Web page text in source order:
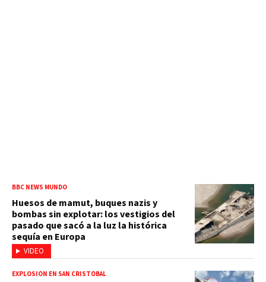
VIDEO
BBC NEWS MUNDO
Huesos de mamut, buques nazis y
bombas sin explotar: los vestigios del
pasado que sacó a la luz la histórica
sequía en Europa
EXPLOSIÓN EN SAN CRISTÓBAL